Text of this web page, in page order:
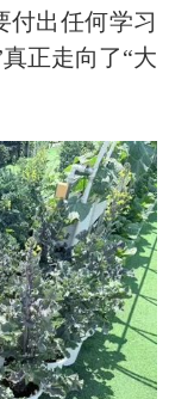
付出任何学习
正走向了“大